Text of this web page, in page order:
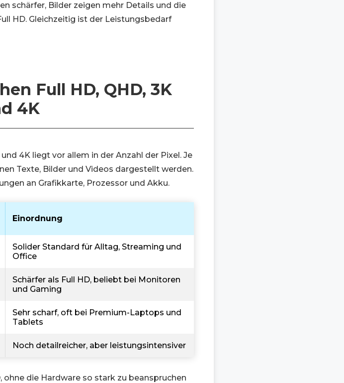
schärfer, Bilder zeigen mehr Details und die
HD. Gleichzeitig ist der Leistungsbedarf
Full HD, QHD, 3K
4K
4K liegt vor allem in der Anzahl der Pixel. Je
Texte, Bilder und Videos dargestellt werden.
an Grafikkarte, Prozessor und Akku.
Einordnung
Solider Standard für Alltag, Streaming und
Office
Schärfer als Full HD, beliebt bei Monitoren
und Gaming
Sehr scharf, oft bei Premium-Laptops und
Tablets
Noch detailreicher, aber leistungsintensiver
die Hardware so stark zu beanspruchen